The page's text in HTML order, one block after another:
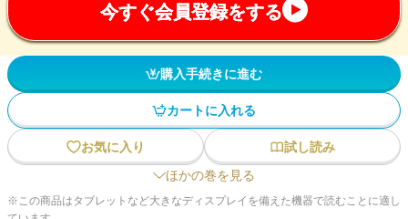
今すぐ会員登録をする
購入手続きに進む
カートに入れる
お気に入り
試し読み
ほかの巻を見る
※この商品はタブレットなど大きなディスプレイを備えた機器で読むことに適し